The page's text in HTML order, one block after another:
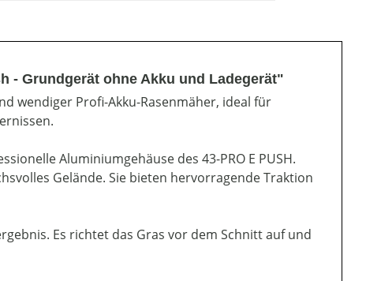
- Grundgerät ohne Akku und Ladegerät"
wendiger Profi-Akku-Rasenmäher, ideal für
Aluminiumgehäuse des 43-PRO E PUSH.
Gelände. Sie bieten hervorragende Traktion
Es richtet das Gras vor dem Schnitt auf und